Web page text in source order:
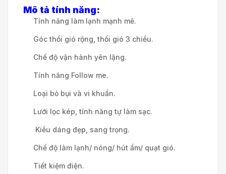
Mô tả tính năng:
Tính năng làm lạnh mạnh mẽ.
Góc thổi gió rộng, thổi gió 3 chiều.
Chế độ vận hành yên lặng.
Tính năng Follow me.
Loại bỏ bụi và vi khuẩn.
Lưới lọc kép, tính năng tự làm sạc.
Kiểu dáng đẹp, sang trọng.
Chế độ làm lạnh/ nóng/ hút ẩm/ quạt gió.
Tiết kiệm điện.